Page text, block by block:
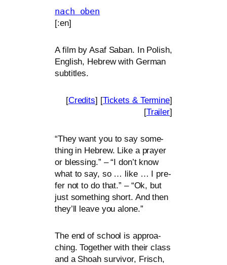
nach oben
[:en]
A film by Asaf Saban. In Polish,
English, Hebrew with German
subtitles.
[Credits] [Tickets &Termine]
[Trailer]
“They want you to say some­
thing in Hebrew. Like a pray­er
or bles­sing.” – “I don’t know
what to say, so … like … I pre­
fer not to do that.” – “Ok, but
just some­thing short. And then
they’ll lea­ve you alone.”
The end of school is approa­
ching. Together with their class
and a Shoah sur­vi­vor, Frisch,